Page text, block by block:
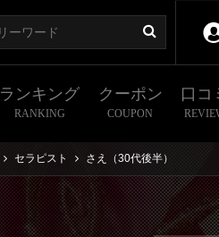
ランキング
RANKING
クーポン
COUPON
口コ
セラピスト さえ（30代後半）